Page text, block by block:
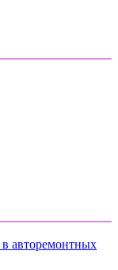
авторемонтных